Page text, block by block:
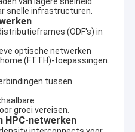
snelle infrastructuren.
(ODF's) in
optische netwerken
(FTTH)-toepassingen.
tussen
groei vereisen.
HPC-netwerken
unaniem worden geprezen
Zuid-Amerika..FiberMania is
en zeer
en
optische verbindings-
klanten worden
FiberMania worden
onder meer MTP/MPO multi-